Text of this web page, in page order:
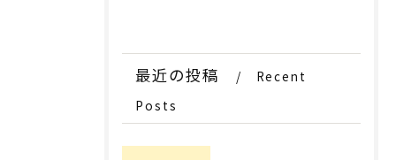
最近の投稿
Recent
Posts